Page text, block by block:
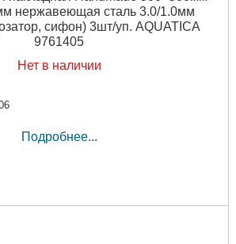
нержавеющая сталь 3.0/1.0мм
сифон) 3шт/уп. AQUATICA
9761405
Нет в наличии
Подробнее...